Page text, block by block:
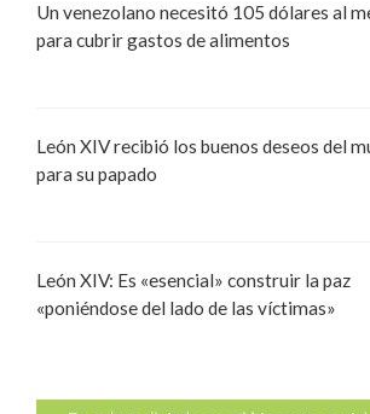
Un venezolano necesitó 105 dólares al
para cubrir gastos de alimentos
León XIV recibió los buenos deseos del
para su papado
León XIV: Es «esencial» construir la paz
«poniéndose del lado de las víctimas»